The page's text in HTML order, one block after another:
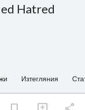
Hatred
Изтегляния